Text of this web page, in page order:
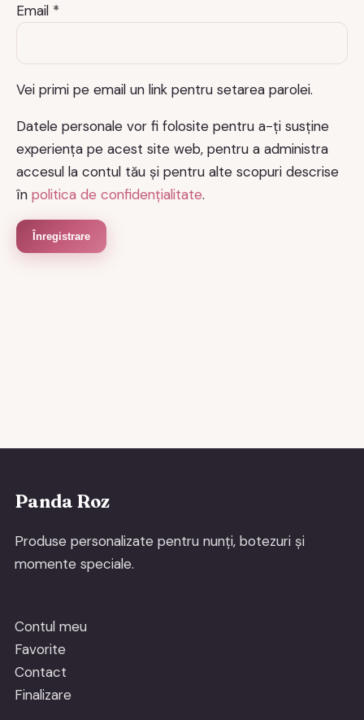
Email *
Vei primi pe email un link pentru setarea parolei.
Datele personale vor fi folosite pentru a-ți susține
experiența pe acest site web, pentru a administra
accesul la contul tău și pentru alte scopuri descrise
în politica de confidențialitate.
Înregistrare
Panda Roz
Produse personalizate pentru nunți, botezuri și
momente speciale.
Contul meu
Favorite
Contact
Finalizare